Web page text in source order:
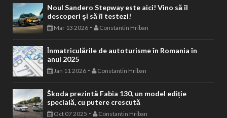
Noul Sandero Stepway este aici! Vino să îl
descoperi și să îl testezi!
Mar 13 2026 - Constantin Hriban
Înmatriculările de autoturisme în Romania în
anul 2025
Jan 11 2026 - Constantin Hriban
Škoda prezintă Fabia 130, un model ediție
specială, cu putere crescută
Oct 07 2025 - Constantin Hriban